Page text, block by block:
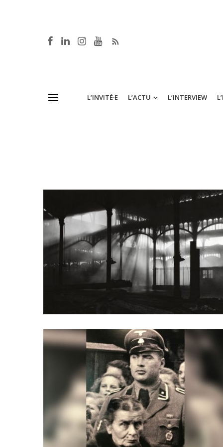
L’INVITÉ·E L’ACTU L’INTERVIEW